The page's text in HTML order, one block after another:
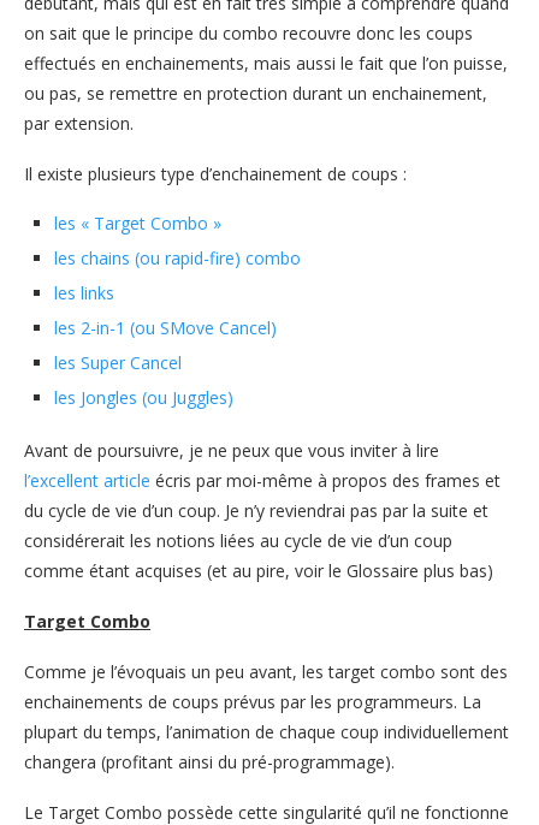
on sait que le principe du combo recouvre donc les coups
effectués en enchainements, mais aussi le fait que l’on puisse,
ou pas, se remettre en protection durant un enchainement,
par extension.
Il existe plusieurs type d’enchainement de coups :
les « Target Combo »
les chains (ou rapid-fire) combo
les links
les 2-in-1 (ou SMove Cancel)
les Super Cancel
les Jongles (ou Juggles)
Avant de poursuivre, je ne peux que vous inviter à lire
l’excellent article écris par moi-même à propos des frames et
du cycle de vie d’un coup. Je n’y reviendrai pas par la suite et
considérerait les notions liées au cycle de vie d’un coup
comme étant acquises (et au pire, voir le Glossaire plus bas)
Target Combo
Comme je l’évoquais un peu avant, les target combo sont des
enchainements de coups prévus par les programmeurs. La
plupart du temps, l’animation de chaque coup individuellement
changera (profitant ainsi du pré-programmage).
Le Target Combo possède cette singularité qu’il ne fonctionne